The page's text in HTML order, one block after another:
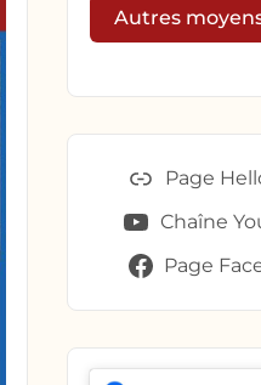
Autres
Page
Chaîne
Page